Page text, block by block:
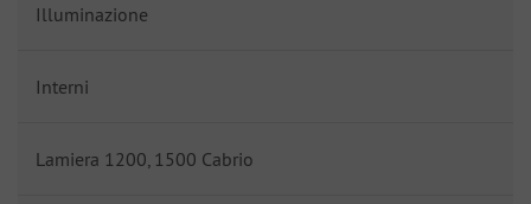
Illuminazione
Interni
Lamiera 1200, 1500 Cabrio